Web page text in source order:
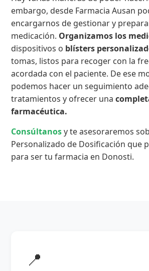
embargo, desde Farmacia Ausan
encargarnos de gestionar y
medicación. Organizamos los
dispositivos o blísters
tomas, listos para recoger con la
acordada con el paciente. De ese
podemos hacer un seguimiento
tratamientos y ofrecer una
farmacéutica.
Consúltanosy te asesoraremos
Personalizado de Dosificación que
para ser tu farmacia en Donosti.
📍